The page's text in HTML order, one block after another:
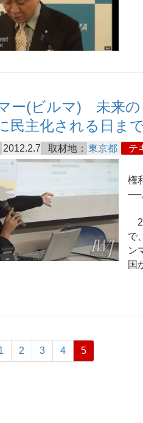
マー(ビルマ) 未来
民主化される日まで
2012.2.7 取材地： 東京都 テ
権
──
で
ン
国
2 3 4 5